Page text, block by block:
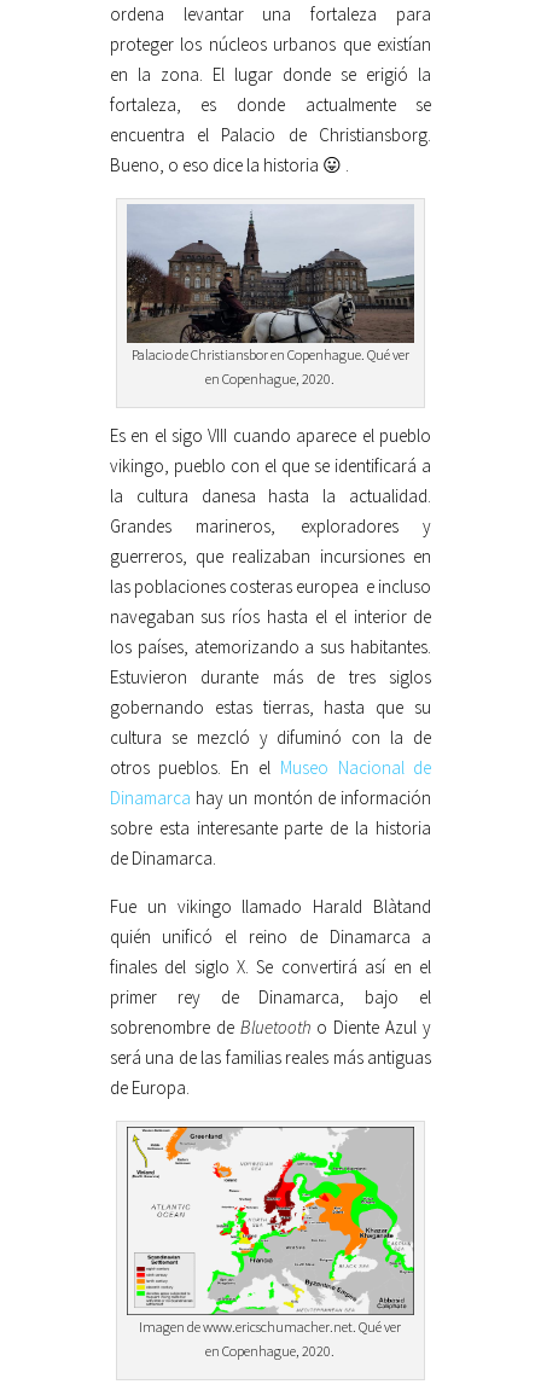
ordena levantar una fortaleza para
proteger los núcleos urbanos que existían
en la zona. El lugar donde se erigió la
fortaleza, es donde actualmente se
encuentra el Palacio de Christiansborg.
Bueno, o eso dice la historia 😛 .
Palacio de Christiansbor en Copenhague. Qué ver
en Copenhague, 2020.
Es en el sigo VIII cuando aparece el pueblo
vikingo, pueblo con el que se identificará a
la cultura danesa hasta la actualidad.
Grandes marineros, exploradores y
guerreros, que realizaban incursiones en
las poblaciones costeras europea e incluso
navegaban sus ríos hasta el el interior de
los países, atemorizando a sus habitantes.
Estuvieron durante más de tres siglos
gobernando estas tierras, hasta que su
cultura se mezcló y difuminó con la de
otros pueblos. En el Museo Nacional de
Dinamarca hay un montón de información
sobre esta interesante parte de la historia
de Dinamarca.
Fue un vikingo llamado Harald Blàtand
quién unificó el reino de Dinamarca a
finales del siglo X. Se convertirá así en el
primer rey de Dinamarca, bajo el
sobrenombre de Bluetooth o Diente Azul y
será una de las familias reales más antiguas
de Europa.
Imagen de www.ericschumacher.net. Qué ver
en Copenhague, 2020.